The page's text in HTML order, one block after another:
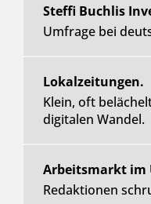
Steffi Buchlis
Umfrage bei
Lokalzeitungen.
Klein, oft
digitalen Wandel.
Arbeitsmarkt im
Redaktionen